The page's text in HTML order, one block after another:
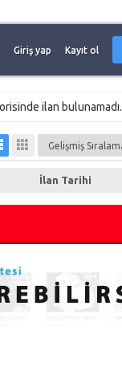
Giriş yap Kayıt ol
ilan bulunamadı.
İlan Tarihi